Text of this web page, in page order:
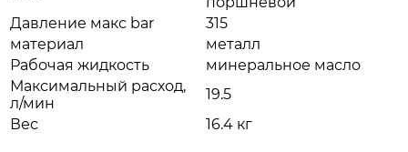
Давление макс bar
315
материал
металл
Рабочая жидкость
минеральное масло
Максимальный расход,
л/мин
19.5
Вес
16.4 кг